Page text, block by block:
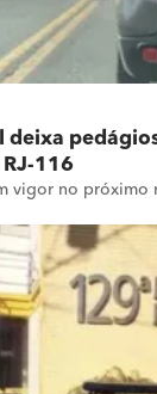
deixa
RJ-116
vigor no próximo